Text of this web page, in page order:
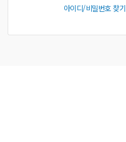
아이디/비밀번호찾기